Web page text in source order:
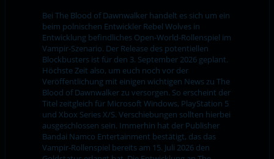
Bei The Blood of Dawnwalker handelt es sich um ein
beim polnischen Entwickler Rebel Wolves in
Entwicklung befindliches Open-World-Rollenspiel im
Vampir-Szenario. Der Release des potentiellen
Blockbusters ist für den 3. September 2026 geplant.
Höchste Zeit also, um euch noch vor der
Veröffentlichung mit einigen wichtigen News zu The
Blood of Dawnwalker zu versorgen. So erscheint der
Titel zeitgleich für Microsoft Windows, PlayStation 5
und Xbox Series X/S. Verschiebungen sollten hierbei
ausgeschlossen sein. Immerhin hat der Publisher
Bandai Namco Entertainment bestätigt, das das
Vampir-Rollenspiel bereits am 15. Juli 2026 den